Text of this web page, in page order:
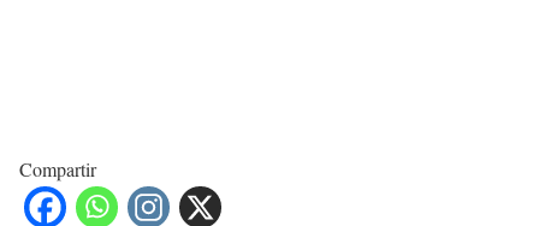
Compartir